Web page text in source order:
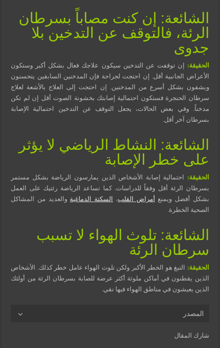
الشائعة: إن كنت مصاباً بسرطان
الرئة، فالتوقف عن التدخين بلا
جدوى
الحقيقة: إن توقفت عن التدخين سيكون علاجك فعال بشكل أكبر وستكون
الأعراض الجانبية أقل. إن احتجت لجراحة فإن المدخنين السابقين يتحسنون
ويشفون بشكل أسرع من المدخنين. إن احتجت إلى العلاج بالأشعة لعلاج
سرطان الحنجرة فستكون احتمالية إصابتك بخشونة الصوت أقل إن لم تكن
مدخناً. وفي بعض الحالات، يجعل التوقف عن التدخين احتمالية الإصابة
بسرطان آخر أقل.
الشائعة: النشاط الرياضي لا يؤثر
على خطر الإصابة
الحقيقة:
احتمالية إصابة الأشخاص الذين يمارسون الرياضة بشكل مستمر
بسرطان الرئة أقل وفقاً للدراسات. كما تساعد الرياضة رئتيك على العمل
بشكل أفضل ويمنع أمراض القلب، السكتة الدماغية والعديد من المشاكل
الصحية الخطرة.
الشائعة: تلوث الهواء لا تسبب
سرطان الرئة
الحقيقة: التبغ هو الخطر الأكبر ولكن تلوث الهواء عامل خطر كذلك. الأشخاص
الذين يقطنون في أماكن ملوثة أكثر عرضة للصابة بسرطان الرئة من أولئك
الذين يعيشون في مناطق الهواء فيها نقي.
المصدر
شارك المقال